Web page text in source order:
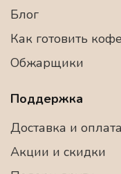
Блог
Как готовить кофе
Обжарщики
Поддержка
Доставка и оплата
Акции и скидки